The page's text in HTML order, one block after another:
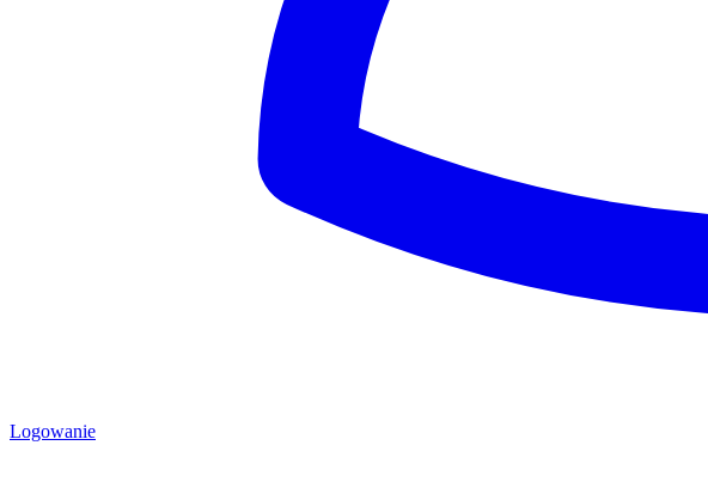
Logowanie